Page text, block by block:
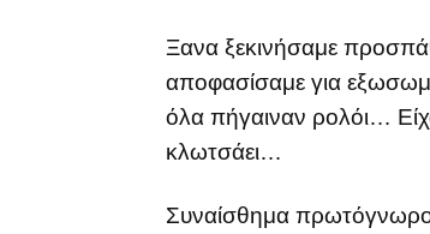
Ξανα ξεκινήσαμε
αποφασίσαμε για
όλα πήγαιναν ρολόι…
κλωτσάει…
Συναίσθημα